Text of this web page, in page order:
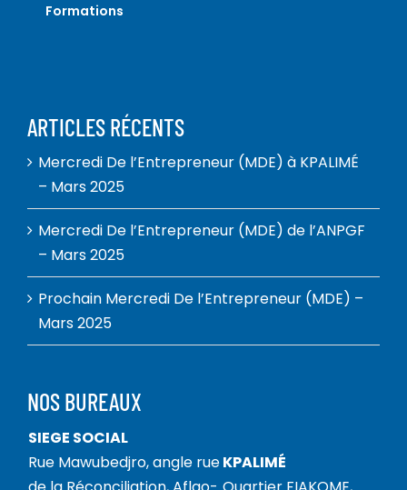
Formations
ARTICLES RÉCENTS
Mercredi De l’Entrepreneur (MDE) à KPALIMÉ
– Mars 2025
Mercredi De l’Entrepreneur (MDE) de l’ANPGF
– Mars 2025
Prochain Mercredi De l’Entrepreneur (MDE) –
Mars 2025
NOS BUREAUX
SIEGE SOCIAL
Rue Mawubedjro, angle rueKPALIMÉ